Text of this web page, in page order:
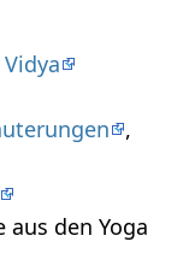
,
den Yoga